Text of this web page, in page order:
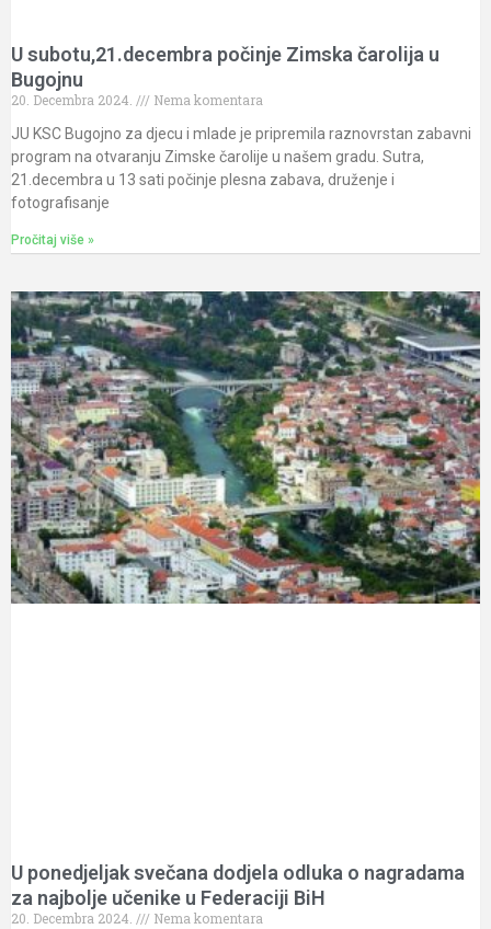
U subotu,21.decembra počinje Zimska čarolija u
Bugojnu
20. Decembra 2024.
Nema komentara
JU KSC Bugojno za djecu i mlade je pripremila raznovrstan zabavni
program na otvaranju Zimske čarolije u našem gradu. Sutra,
21.decembra u 13 sati počinje plesna zabava, druženje i
fotografisanje
Pročitaj više »
U ponedjeljak svečana dodjela odluka o nagradama
za najbolje učenike u Federaciji BiH
20. Decembra 2024.
Nema komentara